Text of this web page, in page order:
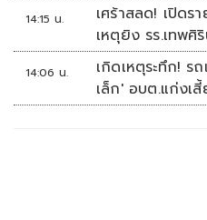
14:15 น.
เศร้าสลด! เปิดร
เหตุยิง รร.เทพศิ
14:06 น.
เกิดเหตุระทึก!
เล็ก' อบต.แก่งเ